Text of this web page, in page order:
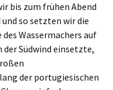
bis zum frühen Abend
so setzten wir die
Wassermachers auf
Südwind einsetzte,
der portugiesischen